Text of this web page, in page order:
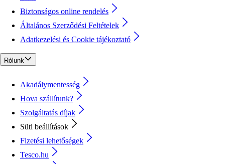
Biztonságos online rendelés
Általános Szerződési Feltételek
Adatkezelési és Cookie tájékoztató
Rólunk
Akadálymentesség
Hova szállítunk?
Szolgáltatás díjak
Süti beállítások
Fizetési lehetőségek
Tesco.hu